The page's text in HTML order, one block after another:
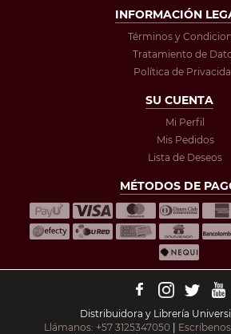
INFORMACIÓN
Términos y
Tratamiento de
Política de
SU CUENTA
Mi Perfil
Mis Pedidos
Lista de Deseos
MÉTODOS DE
Distribuidora y Librería
Llámanos: +57 3125347050 |